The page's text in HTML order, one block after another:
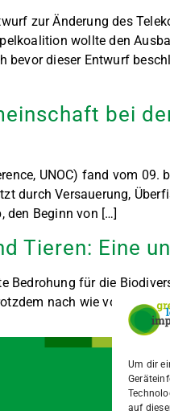
Um dir
auf
zur Änderung des
wollte den
dieser Entwurf
bei
UNOC) fand vom
durch Versauerung,
den Beginn von […]
Tieren: Eine
für die
nach wie vor ein